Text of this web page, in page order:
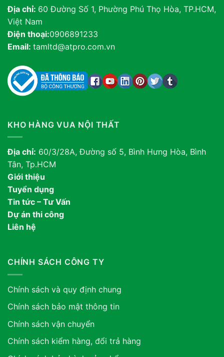
Địa chỉ: 60 Đường Số 1, Phường Phú Thọ Hòa, TP.HCM,
Việt Nam
Điện thoại:0906891233
Email: tamltd@atpro.com.vn
KHO HÀNG VUA NỘI THẤT
Địa chỉ: 60/3/28A, Đường số 5, Bình Hưng Hòa, Bình
Tân, Tp.HCM
Giới thiệu
Tuyển dụng
Tin tức – Tư Vấn
Dự án thi công
Liên hệ
CHÍNH SÁCH CÔNG TY
Chính sách và quy định chung
Chính sách bảo mật thông tin
Chính sách vận chuyển
Chính sách kiểm hàng, đổi trả hàng